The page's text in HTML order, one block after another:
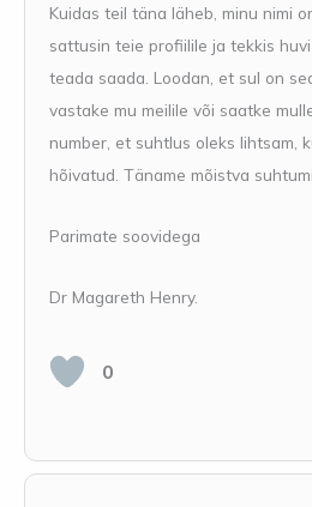
Kuidas teil täna läheb, minu nimi
sattusin teie profiilile ja tekkis
teada saada. Loodan, et sul on
vastake mu meilile või saatke
number, et suhtlus oleks lihtsam,
hõivatud. Täname mõistva
Parimate soovidega
Dr Magareth Henry.
0